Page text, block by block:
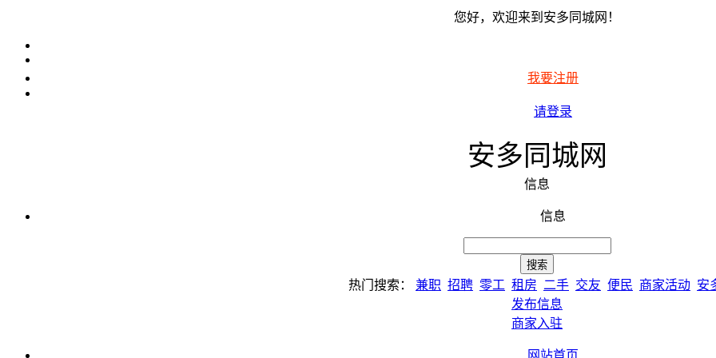
您好，欢迎来到安多同城网！
我要注册
请登录
安多同城网
信息
信息
热门搜索： 兼职 招聘 零工 租房 二手 交友 便民 商家活动 安
发布信息
商家入驻
网站首页